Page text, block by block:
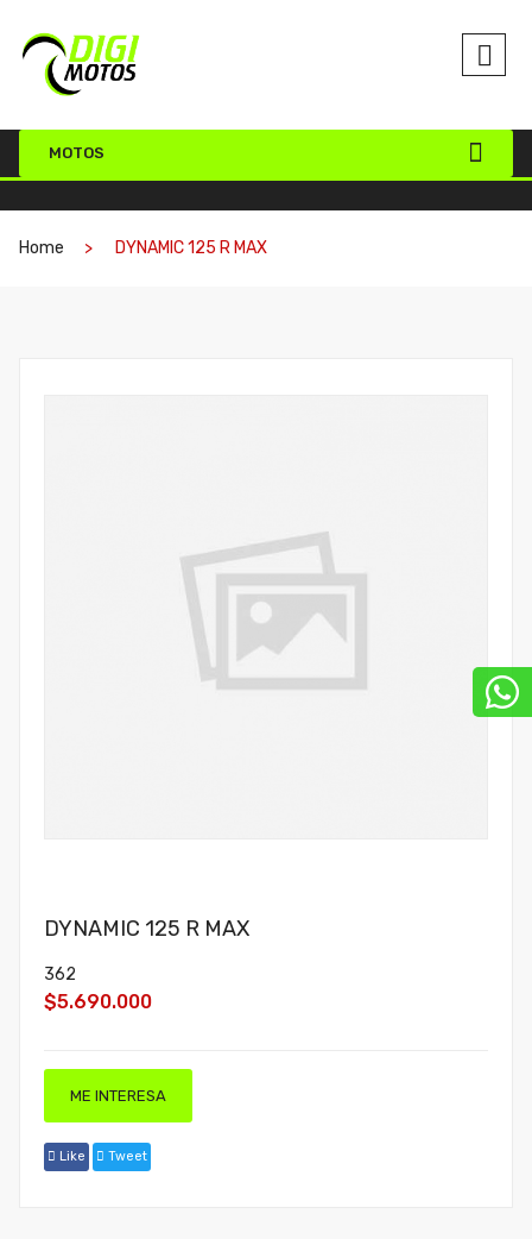
MOTOS
Home DYNAMIC 125 R MAX
DYNAMIC 125 R MAX
362
$5.690.000
ME INTERESA
Like Tweet